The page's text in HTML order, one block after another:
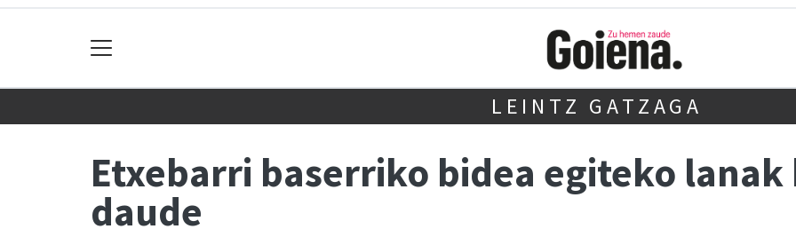
LEINTZ GATZAGA
Etxebarri baserriko bidea egiteko
daude